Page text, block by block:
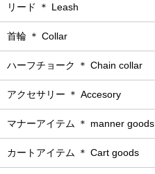
リード ＊ Leash
首輪 ＊ Collar
ハーフチョーク ＊ Chain collar
アクセサリー ＊ Accesory
マナーアイテム ＊ manner goods
カートアイテム ＊ Cart goods